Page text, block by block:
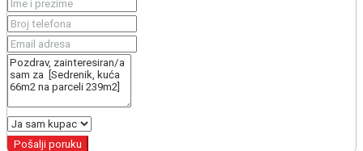
Pošalji poruku